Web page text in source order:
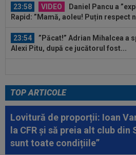
23:58 VIDEO
Daniel Pancu a
Rapid: ”Mamă, aoleu! Puțin respect
23:54
”Păcat!” Adrian Mihalcea a
Alexi Pitu, după ce jucătorul fost...
2 la 1: au dat
00:02 EXCLUSIV
Rapid a dat
00:02 OFICIAL
Dezastru: după
transferul la încă o echipă de UCL!
TOP ARTICOLE
Lovitură de proporții: Ioan
la CFR și să preia alt club din
sunt toate condițiile”